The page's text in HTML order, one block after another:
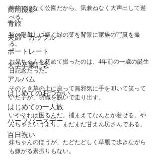
商用撮影
青旅
夫婦・カップル
ポートレート
大学卒業記念
アルバム
はじめてのおつかい
はじめての一人旅
ハーフバースデー
百日祝い
神社ではなく公園だから、気兼ねなく大声出して遊
べる。
秋の陽射しに輝く緑の葉を背景に家族の写真を撮
る。
お兄ちゃんを初めて撮ったのは、4年前の一歳の誕生
日記念だった。
そのとき草の上に座って無邪気に手を叩いて笑って
いた子が、羽織を脱いで走り出す。
いやそれは困るんだ。捕まえてなんとか着せる。や
んちゃというより、まだまだ甘えん坊さんである。
妹ちゃんのほうが、たどたどしく草履で歩きながら
も嫌がる素振りもない。